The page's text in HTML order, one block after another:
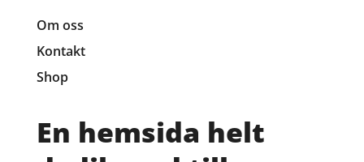
Om oss
Kontakt
Shop
En hemsida helt